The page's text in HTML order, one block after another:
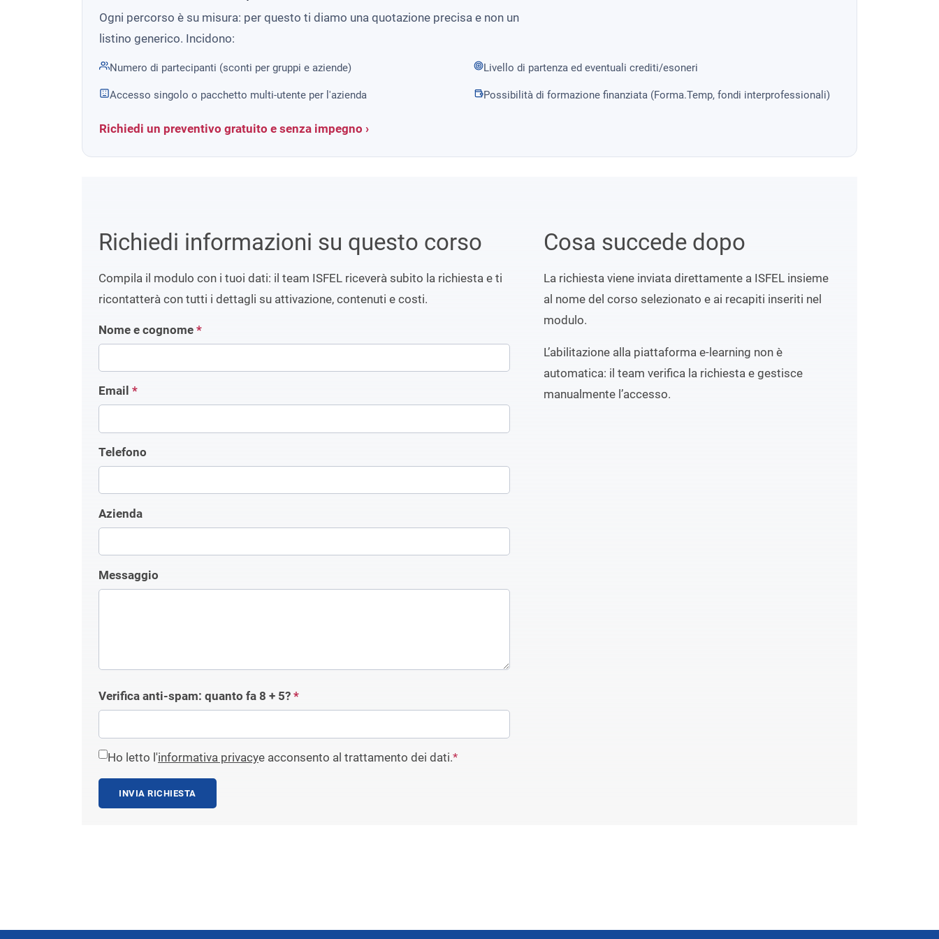
Ogni percorso è su misura: per questo ti diamo una quotazione precisa e non un
listino generico. Incidono:
Numero di partecipanti (sconti per gruppi e aziende) Livello di partenza ed eventuali crediti/esoneri
Accesso singolo o pacchetto multi-utente per l'azienda Possibilità di formazione finanziata (Forma.Temp, fondi interprofessionali)
Richiedi un preventivo gratuito e senza impegno ›
Richiedi informazioni su questo corso
Compila il modulo con i tuoi dati: il team ISFEL riceverà subito la richiesta e ti
ricontatterà con tutti i dettagli su attivazione, contenuti e costi.
Nome e cognome *
Email *
Telefono
Azienda
Messaggio
Verifica anti-spam: quanto fa 8 + 5? *
Ho letto l'informativa privacye acconsento al trattamento dei dati.*
INVIA RICHIESTA
Cosa succede dopo
La richiesta viene inviata direttamente a ISFEL insieme
al nome del corso selezionato e ai recapiti inseriti nel
modulo.
L’abilitazione alla piattaforma e-learning non è
automatica: il team verifica la richiesta e gestisce
manualmente l’accesso.